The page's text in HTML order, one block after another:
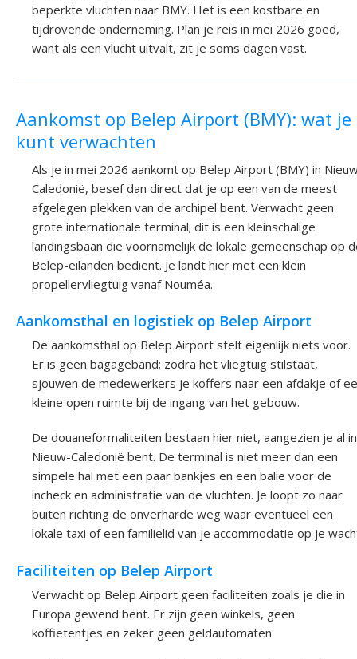
beperkte vluchten naar BMY. Het is een kostbare en
tijdrovende onderneming. Plan je reis in mei 2026 goed,
want als een vlucht uitvalt, zit je soms dagen vast.
Aankomst op Belep Airport (BMY): wat je
kunt verwachten
Als je in mei 2026 aankomt op Belep Airport (BMY) in
Caledonië, besef dan direct dat je op een van de meest
afgelegen plekken van de archipel bent. Verwacht geen
grote internationale terminal; dit is een kleinschalige
landingsbaan die voornamelijk de lokale gemeenschap op
Belep-eilanden bedient. Je landt hier met een klein
propellervliegtuig vanaf Nouméa.
Aankomsthal en logistiek op Belep Airport
De aankomsthal op Belep Airport stelt eigenlijk niets voor.
Er is geen bagageband; zodra het vliegtuig stilstaat,
sjouwen de medewerkers je koffers naar een afdakje of
kleine open ruimte bij de ingang van het gebouw.
De douaneformaliteiten bestaan hier niet, aangezien je al in
Nieuw-Caledonië bent. De terminal is niet meer dan een
simpele hal met een paar bankjes en een balie voor de
incheck en administratie van de vluchten. Je loopt zo naar
buiten richting de onverharde weg waar eventueel een
lokale taxi of een familielid van je accommodatie op je
Faciliteiten op Belep Airport
Verwacht op Belep Airport geen faciliteiten zoals je die in
Europa gewend bent. Er zijn geen winkels, geen
koffietentjes en zeker geen geldautomaten.